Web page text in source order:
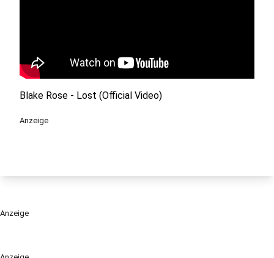
Blake Rose - Lost (Official Video)
Anzeige
Anzeige